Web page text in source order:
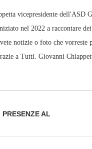
vicepresidente dell'ASD
nel 2022 a raccontare
notizie o foto che
a Tutti. Giovanni
PRESENZE AL